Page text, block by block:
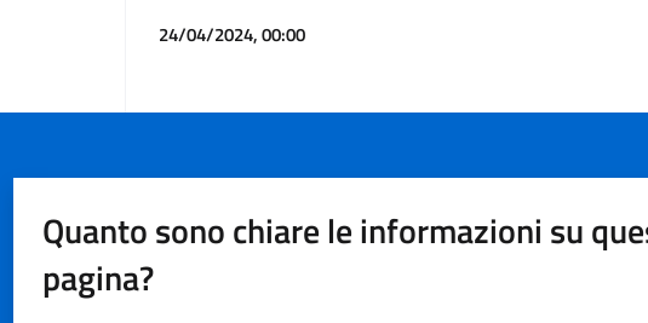
24/04/2024, 00:00
Quanto sono chiare le informazioni su
pagina?